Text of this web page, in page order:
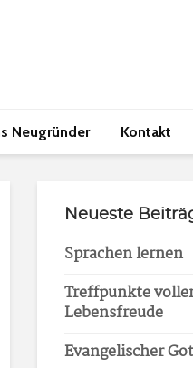
Neugründer Kontakt
Neueste
Sprachen lernen
Treffpunkte
Lebensfreude
Evangelischer